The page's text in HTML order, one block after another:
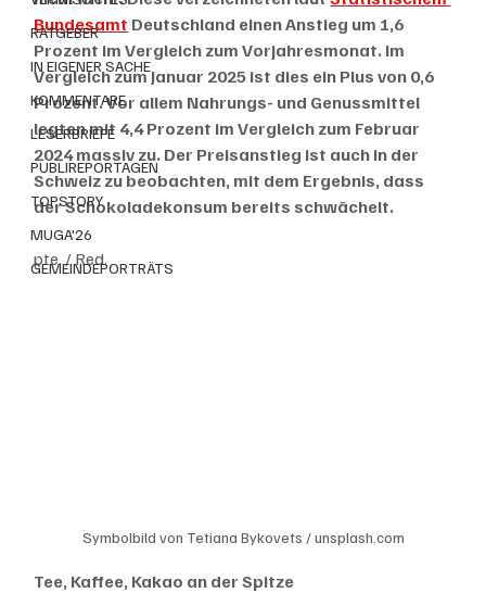
RATGEBER
IN EIGENER SACHE
KOMMENTARE
LESERBRIEFE
PUBLIREPORTAGEN
TOPSTORY
MUGA'26
GEMEINDEPORTRÄTS
Bundesamt Deutschland einen Anstieg um 1,6
Prozent im Vergleich zum Vorjahresmonat. Im
Vergleich zum Januar 2025 ist dies ein Plus von 0,6
Prozent. Vor allem Nahrungs- und Genussmittel
legten mit 4,4 Prozent im Vergleich zum Februar
2024 massiv zu. Der Preisanstieg ist auch in der
Schweiz zu beobachten, mit dem Ergebnis, dass
der Schokoladekonsum bereits schwächelt.
pte. / Red.
Symbolbild von Tetiana Bykovets / unsplash.com
Tee, Kaffee, Kakao an der Spitze